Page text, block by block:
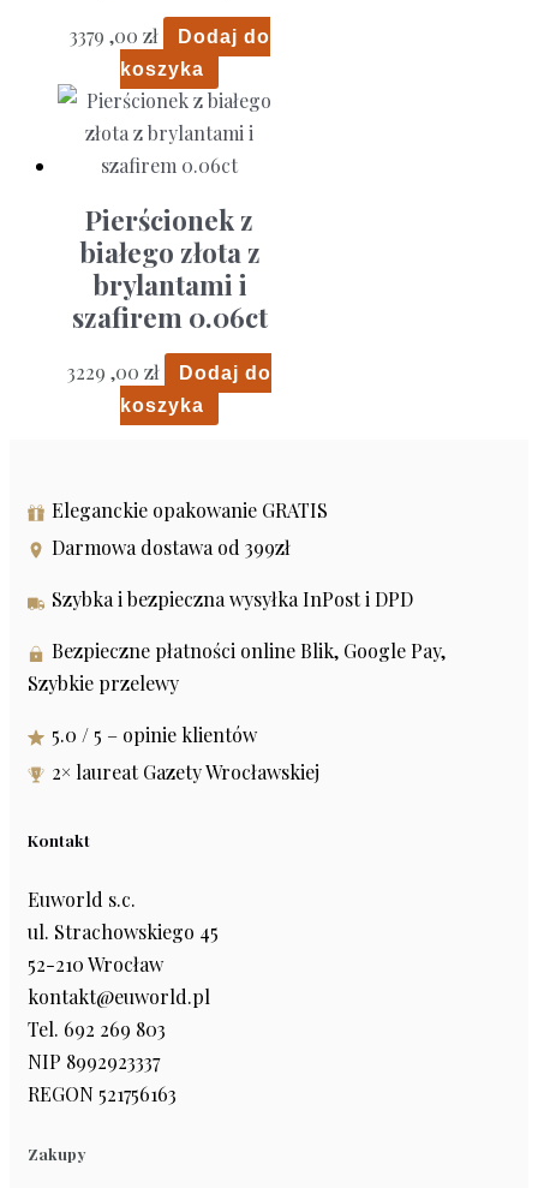
3379 ,00 zł
Dodaj do
koszyka
Pierścionek z
białego złota z
brylantami i
szafirem 0.06ct
3229 ,00 zł
Dodaj do
koszyka
Eleganckie opakowanie GRATIS
Darmowa dostawa od 399zł
Szybka i bezpieczna wysyłka InPost i DPD
Bezpieczne płatności online Blik, Google Pay,
Szybkie przelewy
5.0 / 5 – opinie klientów
2× laureat Gazety Wrocławskiej
Kontakt
Euworld s.c.
ul. Strachowskiego 45
52-210 Wrocław
kontakt@euworld.pl
Tel. 692 269 803
NIP 8992923337
REGON 521756163
Zakupy